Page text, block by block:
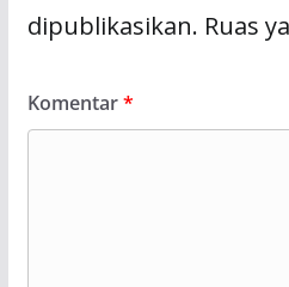
dipublikasikan. Ruas
Komentar*